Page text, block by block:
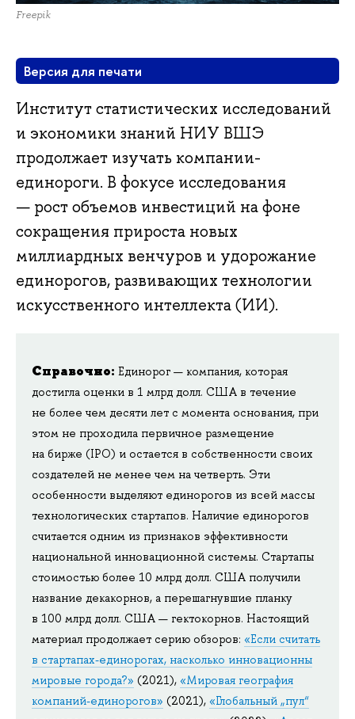
Freepik
Версия для печати
Институт статистических исследований
и экономики знаний НИУ ВШЭ
продолжает изучать компании-
единороги. В фокусе исследования
— рост объемов инвестиций на фоне
сокращения прироста новых
миллиардных венчуров и удорожание
единорогов, развивающих технологии
искусственного интеллекта (ИИ).
Справочно: Единорог — компания, которая
достигла оценки в 1 млрд долл. США в течение
не более чем десяти лет с момента основания, при
этом не проходила первичное размещение
на бирже (IPO) и остается в собственности своих
создателей не менее чем на четверть. Эти
особенности выделяют единорогов из всей массы
технологических стартапов. Наличие единорогов
считается одним из признаков эффективности
национальной инновационной системы. Стартапы
стоимостью более 10 млрд долл. США получили
название декакорнов, а перешагнувшие планку
в 100 млрд долл. США — гектокорнов. Настоящий
материал продолжает серию обзоров: «Если считать
в стартапах-единорогах, насколько инновационны
мировые города?» (2021), «Мировая география
компаний-единорогов» (2021), «Глобальный „пул“